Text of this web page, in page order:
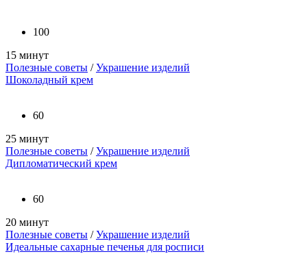
100
15 минут
Полезные советы /Украшение изделий
Шоколадный крем
60
25 минут
Полезные советы /Украшение изделий
Дипломатический крем
60
20 минут
Полезные советы /Украшение изделий
Идеальные сахарные печенья для росписи